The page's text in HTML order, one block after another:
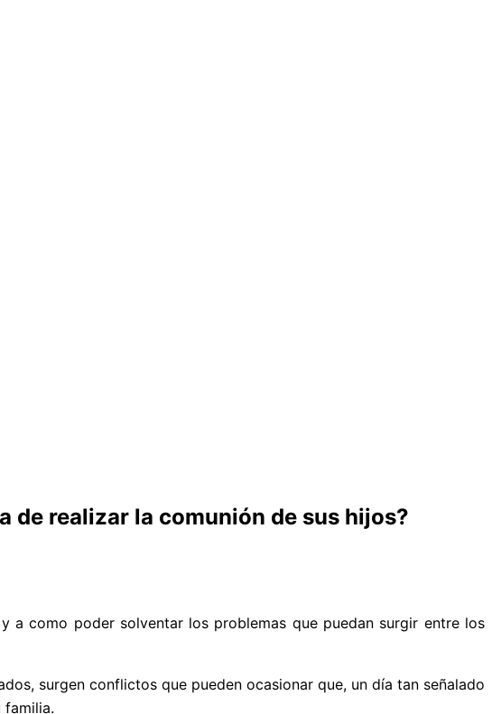
de realizar la comunión de sus hijos?
a como poder solventar los problemas que puedan surgir entre los
surgen conflictos que pueden ocasionar que, un día tan señalado
familia.